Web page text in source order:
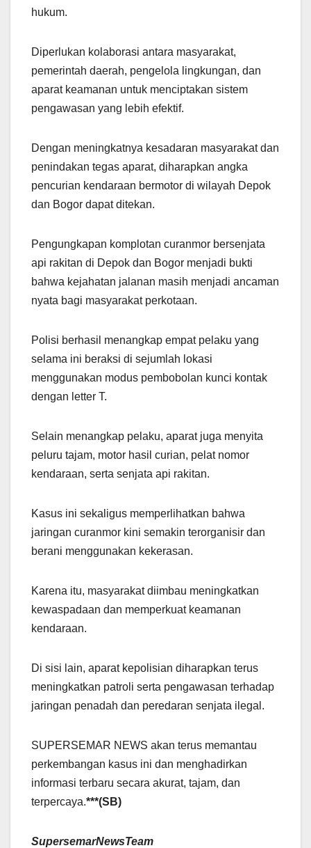
hukum.
Diperlukan kolaborasi antara masyarakat,
pemerintah daerah, pengelola lingkungan, dan
aparat keamanan untuk menciptakan sistem
pengawasan yang lebih efektif.
Dengan meningkatnya kesadaran masyarakat dan
penindakan tegas aparat, diharapkan angka
pencurian kendaraan bermotor di wilayah Depok
dan Bogor dapat ditekan.
Pengungkapan komplotan curanmor bersenjata
api rakitan di Depok dan Bogor menjadi bukti
bahwa kejahatan jalanan masih menjadi ancaman
nyata bagi masyarakat perkotaan.
Polisi berhasil menangkap empat pelaku yang
selama ini beraksi di sejumlah lokasi
menggunakan modus pembobolan kunci kontak
dengan letter T.
Selain menangkap pelaku, aparat juga menyita
peluru tajam, motor hasil curian, pelat nomor
kendaraan, serta senjata api rakitan.
Kasus ini sekaligus memperlihatkan bahwa
jaringan curanmor kini semakin terorganisir dan
berani menggunakan kekerasan.
Karena itu, masyarakat diimbau meningkatkan
kewaspadaan dan memperkuat keamanan
kendaraan.
Di sisi lain, aparat kepolisian diharapkan terus
meningkatkan patroli serta pengawasan terhadap
jaringan penadah dan peredaran senjata ilegal.
SUPERSEMAR NEWS akan terus memantau
perkembangan kasus ini dan menghadirkan
informasi terbaru secara akurat, tajam, dan
terpercaya.***(SB)
SupersemarNewsTeam